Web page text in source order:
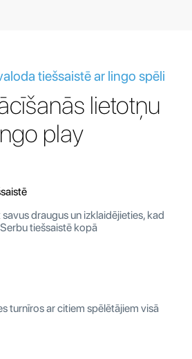
tiešsaistē ar lingo spēli
lietotņu
play
draugus un izklaidējieties, kad
tiešsaistē kopā
turnīros ar citiem spēlētājiem visā